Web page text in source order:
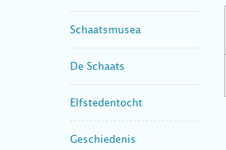
Schaatsmusea
De Schaats
Elfstedentocht
Geschiedenis